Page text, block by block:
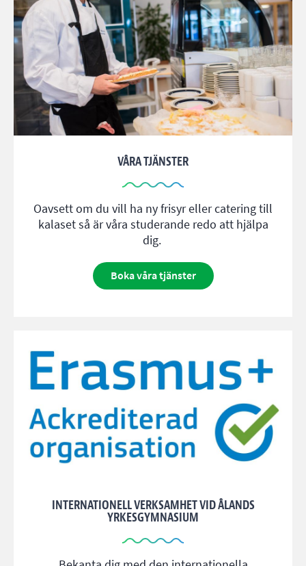
VÅRA TJÄNSTER
Oavsett om du vill ha ny frisyr eller catering till
kalaset så är våra studerande redo att hjälpa
dig.
Boka våra tjänster
INTERNATIONELL VERKSAMHET VID ÅLANDS
YRKESGYMNASIUM